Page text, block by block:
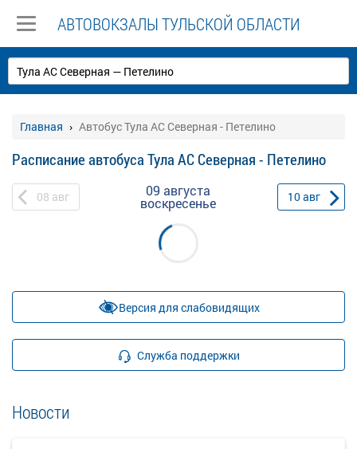
АВТОВОКЗАЛЫ ТУЛЬСКОЙ ОБЛАСТИ
Главная Автобус Тула АС Северная - Петелино
Расписание автобуса Тула АС Северная - Петелино
08 авг 09 августа
воскресенье 10авг
Версия для слабовидящих
Служба поддержки
Новости